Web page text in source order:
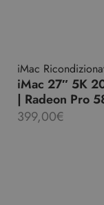
iMac
iMac 27″ 5K
| Radeon Pro
399,00€